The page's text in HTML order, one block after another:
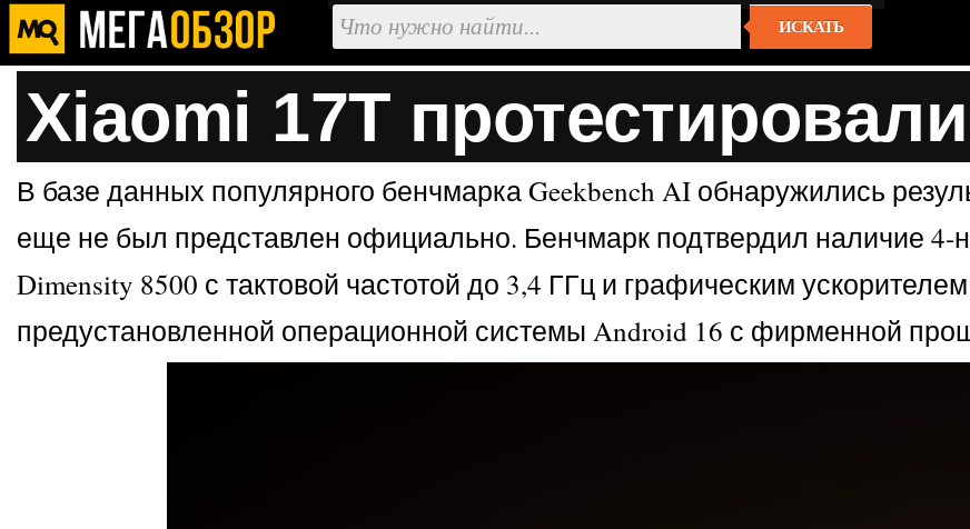
ИСКАТЬ
Xiaomi 17T
В базе данных популярного бенчмарка Geekbench AI обнаружились
еще не был представлен официально. Бенчмарк подтвердил наличие 4-
Dimensity 8500 с тактовой частотой до 3,4 ГГц и графическим
предустановленной операционной системы Android 16 с фирменной